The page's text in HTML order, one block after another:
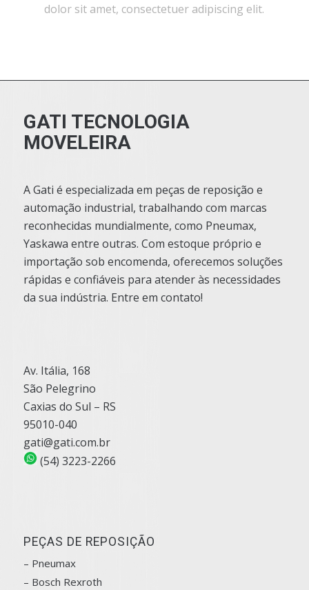
dolor sit amet, consectetuer adipiscing elit.
GATI TECNOLOGIA
MOVELEIRA
A Gati é especializada em peças de reposição e
automação industrial, trabalhando com marcas
reconhecidas mundialmente, como Pneumax,
Yaskawa entre outras. Com estoque próprio e
importação sob encomenda, oferecemos soluções
rápidas e confiáveis para atender às necessidades
da sua indústria. Entre em contato!
Av. Itália, 168
São Pelegrino
Caxias do Sul – RS
95010-040
gati@gati.com.br
(54) 3223-2266
PEÇAS DE REPOSIÇÃO
– Pneumax
– Bosch Rexroth